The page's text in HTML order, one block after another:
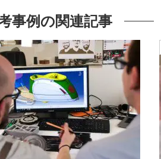
事例の関連記事